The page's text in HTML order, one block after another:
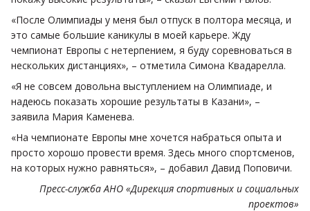
«После Олимпиады у меня был отпуск в полтора месяца, и
это самые большие каникулы в моей карьере. Жду
чемпионат Европы с нетерпением, я буду соревноваться в
нескольких дистанциях», – отметила Симона Квадарелла.
«Я не совсем довольна выступлением на Олимпиаде, и
надеюсь показать хорошие результаты в Казани», –
заявила Мария Каменева.
«На чемпионате Европы мне хочется набраться опыта и
просто хорошо провести время. Здесь много спортсменов,
на которых нужно равняться», – добавил Давид Поповичи.
Пресс-служба АНО «Дирекция спортивных и социальных
проектов»